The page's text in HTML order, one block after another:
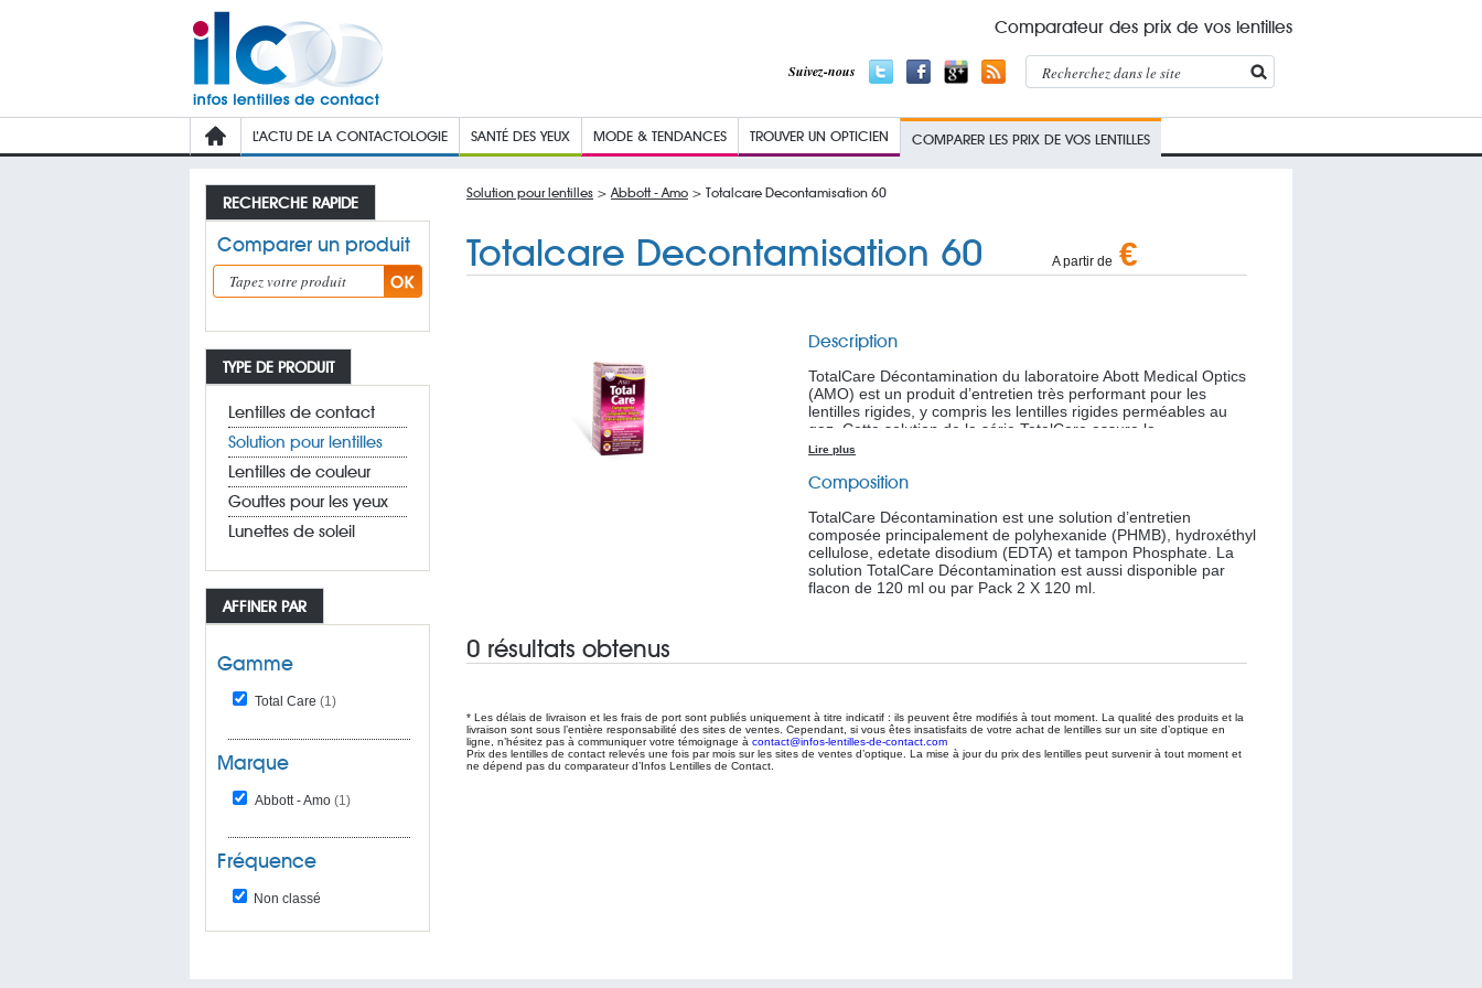
Comparateur des prix de vos lentilles
Suivez-nous
L’ACTU DE LA CONTACTOLOGIE SANTÉ DES YEUX MODE & TENDANCES TROUVER UN OPTICIEN COMPARER LES PRIX DE VOS LENTILLES
RECHERCHE RAPIDE
Comparer un produit
TYPE DE PRODUIT
Lentilles de contact
Solution pour lentilles
Lentilles de couleur
Gouttes pour les yeux
Lunettes de soleil
AFFINER PAR
Gamme
Total Care (1)
Marque
Abbott - Amo (1)
Fréquence
Non classé
Solution pour lentilles >Abbott - Amo > Totalcare Decontamisation 60
Totalcare Decontamisation 60 A partir de €
Description
TotalCare Décontamination du laboratoire Abott Medical Optics
(AMO) est un produit d’entretien très performant pour les
lentilles rigides, y compris les lentilles rigides perméables au
gaz. Cette solution de la série TotalCare assure la
décontamination, la lubrification ainsi que la conservation de
lentilles avec TotalCare Décontamination, vous prolongez leur
décontamination, vos lentilles de contact doivent être massées
avec la solution TotalCare Nettoyage. Déposez-les ensuite dans
l’étui de trempage rempli avec TotalCare Décontamination. Si
vous faites face à une accumulation importante de dépôts sur
vos lentilles, utilisez les comprimés TotalCare Déprotéinisation.
Lire plus
Composition
TotalCare Décontamination est une solution d’entretien
composée principalement de polyhexanide (PHMB), hydroxéthyl
cellulose, edetate disodium (EDTA) et tampon Phosphate. La
solution TotalCare Décontamination est aussi disponible par
flacon de 120 ml ou par Pack 2 X 120 ml.
0 résultats obtenus
* Les délais de livraison et les frais de port sont publiés uniquement à titre indicatif : ils peuvent être modifiés à tout moment. La qualité des produits et la
livraison sont sous l’entière responsabilité des sites de ventes. Cependant, si vous êtes insatisfaits de votre achat de lentilles sur un site d’optique en
ligne, n’hésitez pas à communiquer votre témoignage à contact@infos-lentilles-de-contact.com
Prix des lentilles de contact relevés une fois par mois sur les sites de ventes d’optique. La mise à jour du prix des lentilles peut survenir à tout moment et
ne dépend pas du comparateur d’Infos Lentilles de Contact.